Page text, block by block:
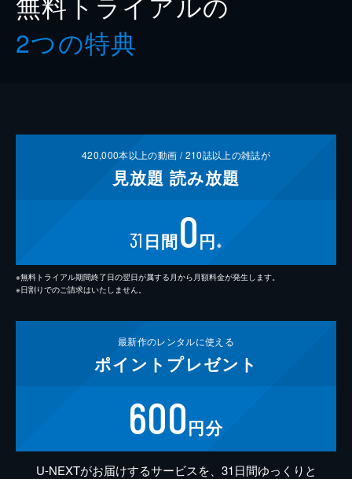
2つの特典
420,000本以上の動画 /210誌以上の雑誌が
見放題 読み放題
31 日間0円 ※
※無料トライアル期間終了日の翌日が属する月から月額料金が発生します。
※日割りでのご請求はいたしません。
最新作のレンタルに使える
ポイント プレゼント
600円分
U-NEXTがお届けするサービスを、31日間ゆっくりと